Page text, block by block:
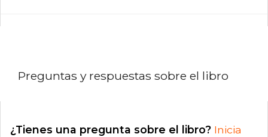
Preguntas y respuestas sobre el libro
¿Tienes una pregunta sobre el libro? Inicia